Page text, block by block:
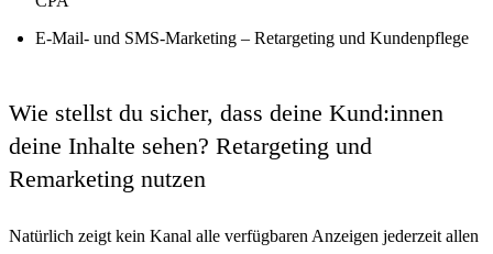
E-Mail- und SMS-Marketing – Retargeting und Kundenpflege
Wie stellst du sicher, dass deine Kund:innen
deine Inhalte sehen? Retargeting und
Remarketing nutzen
Natürlich zeigt kein Kanal alle verfügbaren Anzeigen jederzeit allen